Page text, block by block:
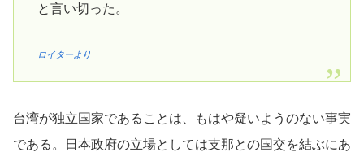
と言い切った。
ロイターより
台湾が独立国家であることは、もはや疑いようのない事実
である。日本政府の立場としては支那との国交を結ぶにあ